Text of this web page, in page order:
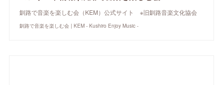
釧路で音楽を楽しむ会（KEM）公式サイト ※旧釧路音楽文化協会
釧路で音楽を楽しむ会 | KEM - Kushiro Enjoy Music -